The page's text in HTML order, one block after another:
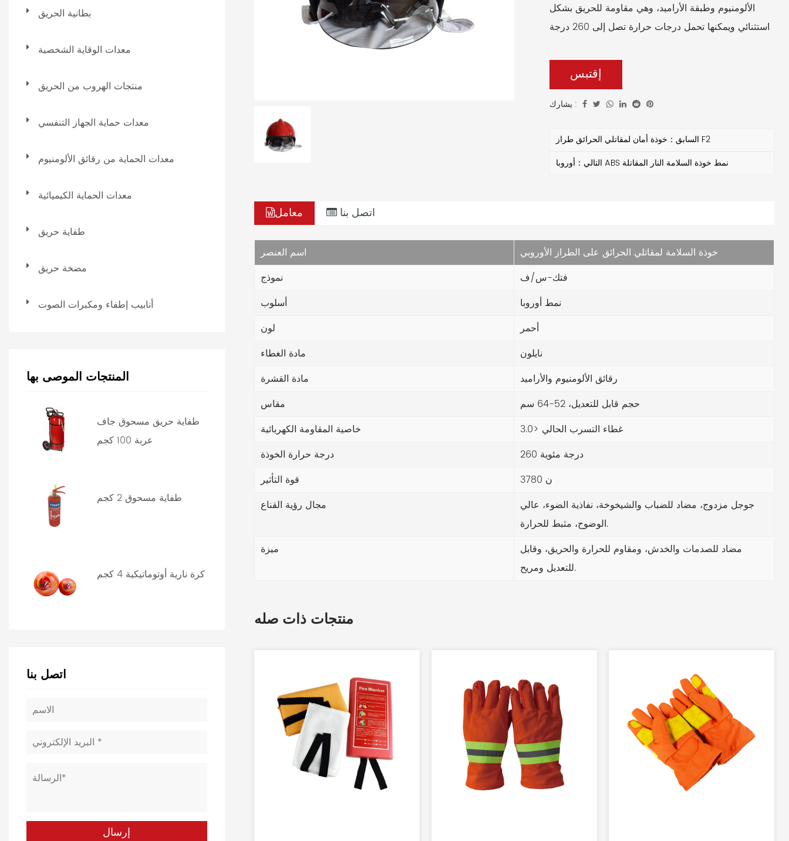
بطانية الحريق
معدات الوقاية الشخصية
منتجات الهروب من الحريق
معدات حماية الجهاز التنفسي
معدات الحماية من رقائق الألومنيوم
معدات الحماية الكيميائية
طفاية حريق
مضخة حريق
أنابيب إطفاء ومكبرات الصوت
المنتجات الموصى بها
طفاية حريق مسحوق جاف
عربة 100 كجم
طفاية مسحوق 2 كجم
كرة نارية أوتوماتيكية 4 كجم
اتصل بنا
الألومنيوم وطبقة الأراميد، وهي مقاومة للحريق بشكل
استثنائي ويمكنها تحمل درجات حرارة تصل إلى 260 درجة
يتعرض فيها رجال الإطفاء لمخاطر مثل الحريق والحرارة
والصدمات والمخاطر الكهربائية المحتملة. نظارات مزدوجة
ذات خصائص مضادة للضباب والشيخوخة، بالإضافة إلى
إقتبس
يشارك :
السابق：خوذة أمان لمقاتلي الحرائق طراز F2
التالي：أوروبا ABS نمط خوذة السلامة النار المقاتلة
معامل اتصل بنا
اسم العنصر
خوذة السلامة لمقاتلي الحرائق على الطراز الأوروبي
نموذج
فتك-س/ف
أسلوب
نمط أوروبا
لون
أحمر
مادة الغطاء
نايلون
مادة القشرة
رقائق الألومنيوم والأراميد
مقاس
حجم قابل للتعديل، 52-64 سم
خاصية المقاومة الكهربائية
غطاء التسرب الحالي <3.0
درجة حرارة الخوذة
260 درجة مئوية
قوة التأثير
3780 ن
مجال رؤية القناع
جوجل مزدوج، مضاد للضباب والشيخوخة، نفاذية الضوء، عالي
الوضوح، مثبط للحرارة.
ميزة
مضاد للصدمات والخدش، ومقاوم للحرارة والحريق، وقابل
للتعديل ومريح.
منتجات ذات صله